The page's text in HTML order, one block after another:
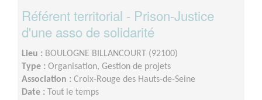
Référent territorial - Prison-Justice
d'une asso de solidarité
Lieu : BOULOGNE BILLANCOURT (92100)
Type : Organisation, Gestion de projets
Association : Croix-Rouge des Hauts-de-Seine
Date : Tout le temps